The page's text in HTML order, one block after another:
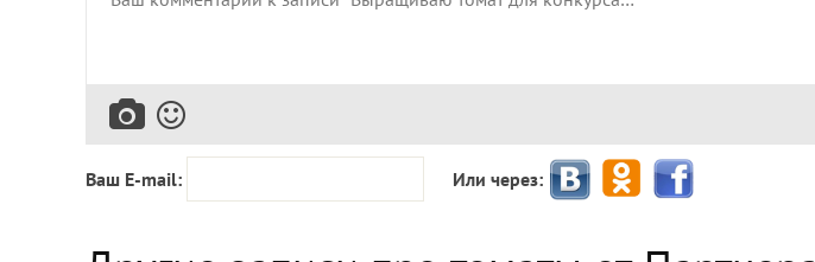
Ваш E-mail: Или через: